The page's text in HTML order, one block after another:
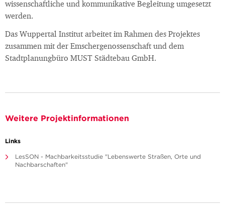
wissenschaftliche und kommunikative Begleitung umgesetzt
werden.
Das Wuppertal Institut arbeitet im Rahmen des Projektes
zusammen mit der Emschergenossenschaft und dem
Stadtplanungbüro MUST Städtebau GmbH.
Weitere Projektinformationen
Links
LesSON - Machbarkeitsstudie "Lebenswerte Straßen, Orte und
Nachbarschaften"